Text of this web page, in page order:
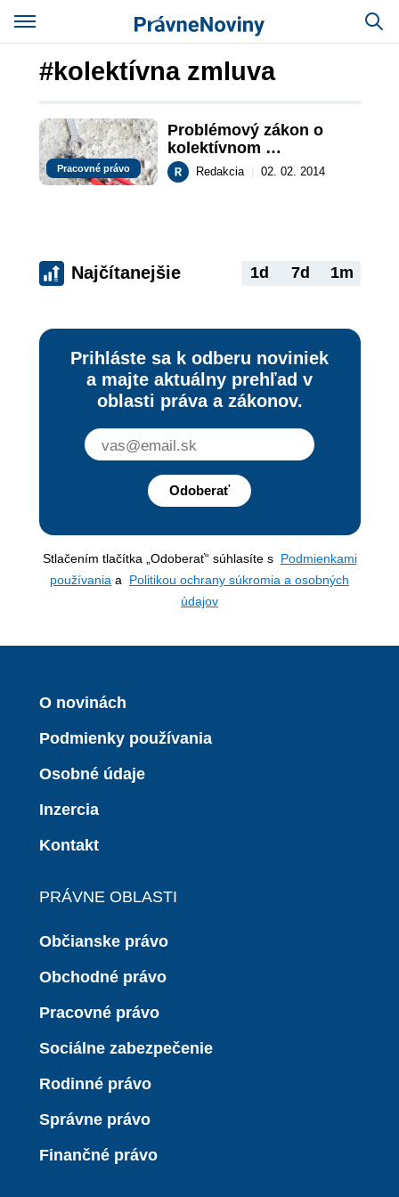
#kolektívna zmluva
Pracovné právo
Problémový zákon o
kolektívnom
vyjednávaní: Je
Richterova novela
Redakcia 02. 02. 2014
Najčítanejšie 1d 7d 1m
Prihláste sa k odberu noviniek
a majte aktuálny prehľad v
oblasti práva a zákonov.
Odoberať
Stlačením tlačítka „Odoberať“ súhlasíte s Podmienkami
používania a Politikou ochrany súkromia a osobných
údajov
O novinách
Podmienky používania
Osobné údaje
Inzercia
Kontakt
PRÁVNE OBLASTI
Občianske právo
Obchodné právo
Pracovné právo
Sociálne zabezpečenie
Rodinné právo
Správne právo
Finančné právo